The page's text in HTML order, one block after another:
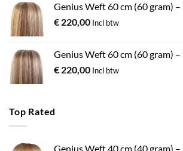
Genius Weft 60 cm (60 gram)
€ 220,00 Incl btw
Genius Weft 60 cm (60 gram)
€ 220,00 Incl btw
Top Rated
Genius Weft 40 cm (40 gram)